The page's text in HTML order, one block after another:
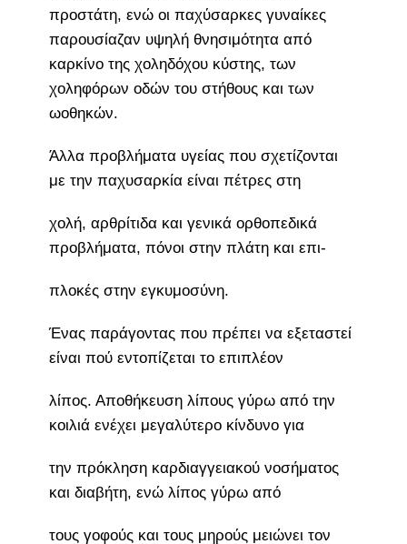
προστάτη, ενώ οι παχύσαρκες γυναίκες
παρουσίαζαν υψηλή θνησιμότητα από
καρκίνο της χοληδόχου κύστης, των
χοληφόρων οδών του στήθους και των
ωοθηκών.
Άλλα προβλήματα υγείας που σχετίζονται
με την παχυσαρκία είναι πέτρες στη
χολή, αρθρίτιδα και γενικά ορθοπεδικά
προβλήματα, πόνοι στην πλάτη και επι-
πλοκές στην εγκυμοσύνη.
Ένας παράγοντας που πρέπει να εξεταστεί
είναι πού εντοπίζεται το επιπλέον
λίπος. Αποθήκευση λίπους γύρω από την
κοιλιά ενέχει μεγαλύτερο κίνδυνο για
την πρόκληση καρδιαγγειακού νοσήματος
και διαβήτη, ενώ λίπος γύρω από
τους γοφούς και τους μηρούς μειώνει τον